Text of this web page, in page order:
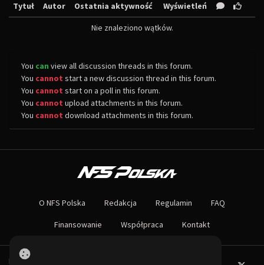
Tytuł Autor Ostatnia aktywność Wyświetleń
Nie znaleziono wątków.
You can view all discussion threads in this forum.
You cannot start a new discussion thread in this forum.
You cannot start on a poll in this forum.
You cannot upload attachments in this forum.
You cannot download attachments in this forum.
Największa społeczność Need for Speed w Polsce! Znajdziesz u nas
Nie czekaj dłużej - wstąp do naszej społeczności! Czekamy na ciebie!
O NFS Polska Redakcja Regulamin FAQ
Finansowanie Współpraca Kontakt
Powered by PHP-Fusion.